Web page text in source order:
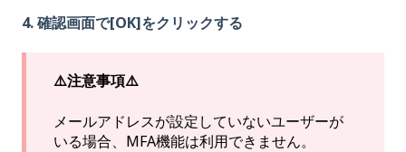
4. 確認画面で[OK]をクリックする
⚠️注意事項⚠️
メールアドレスが設定していないユーザーが
いる場合、MFA機能は利用できません。